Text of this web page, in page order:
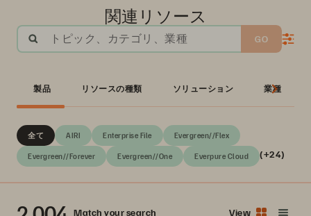
関連リソース
トピック、カテゴリ、業種 GO
製品 リソースの種類 ソリューション 業種
全て AIRI Enterprise File Evergreen//Flex
Evergreen//Forever Evergreen//One Everpure Cloud (+24)
Match your search View